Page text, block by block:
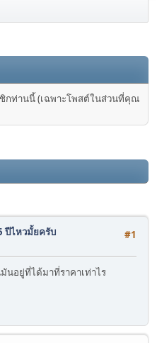
ท่านนี้ (เฉพาะโพสต์ในส่วนที่คุณ
#1
ปีไหวมั้ยครับ
นอยู่ที่ได้มาที่ราคาเท่าไร